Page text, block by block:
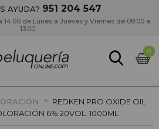
AYUDA? 951 204 547
de Lunes a Jueves y Viernes de 08:00 a
13:00
0
» REDKEN PRO OXIDE OIL
6% 20VOL. 1000ML